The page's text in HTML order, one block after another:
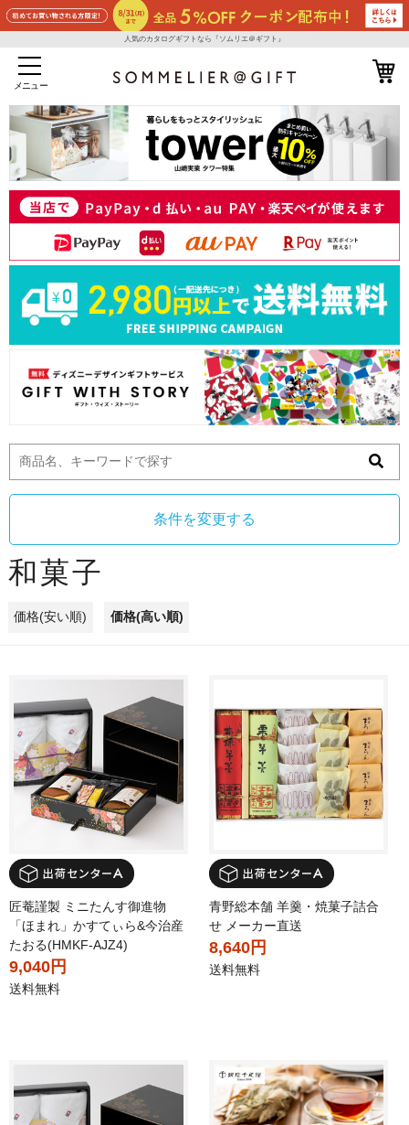
人気のカタログギフトなら『ソムリエ＠ギフト』
メニュー
条件を変更する
和菓子
価格(安い順) 価格(高い順)
匠菴謹製 ミニたんす御進物
「ほまれ」かすてぃら&今治産
たおる(HMKF-AJZ4)
9,040円
送料無料
青野総本舗 羊羹・焼菓子詰合
せ メーカー直送
8,640円
送料無料